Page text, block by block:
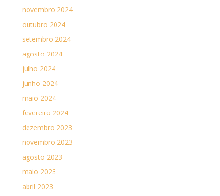
novembro 2024
outubro 2024
setembro 2024
agosto 2024
julho 2024
junho 2024
maio 2024
fevereiro 2024
dezembro 2023
novembro 2023
agosto 2023
maio 2023
abril 2023